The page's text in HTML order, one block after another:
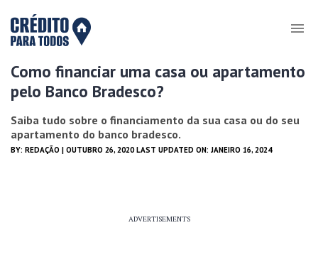
Como financiar uma casa ou apartamento
pelo Banco Bradesco?
Saiba tudo sobre o financiamento da sua casa ou do seu
apartamento do banco bradesco.
BY: REDAÇÃO | OUTUBRO 26, 2020 LAST UPDATED ON: JANEIRO 16, 2024
ADVERTISEMENTS